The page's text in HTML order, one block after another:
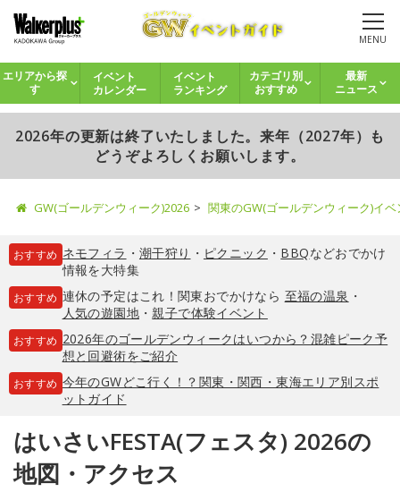
MENU
エリアから探
す
イベント
カレンダー
イベント
ランキング
カテゴリ別
おすすめ
最新
ニュース
2026年の更新は終了いたしました。来年（2027年）も
どうぞよろしくお願いします。
GW(ゴールデンウィーク)2026 関東のGW(ゴールデンウィーク)イ
おすすめ ネモフィラ ・ 潮干狩り ・ ピクニック ・ BBQなどおでかけ
情報を大特集
おすすめ 連休の予定はこれ！関東おでかけなら 至福の温泉 ・
人気の遊園地・親子で体験イベント
おすすめ 2026年のゴールデンウィークはいつから？混雑ピーク予
想と回避術をご紹介
おすすめ 今年のGWどこ行く！？関東・関西・東海エリア別スポ
ットガイド
はいさいFESTA(フェスタ) 2026の
地図・アクセス